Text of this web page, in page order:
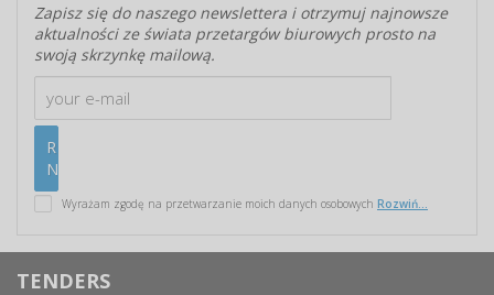
Zapisz się do naszego newslettera i otrzymuj najnowsze
aktualności ze świata przetargów biurowych prosto na
swoją skrzynkę mailową.
Wyrażam zgodę na przetwarzanie moich danych osobowych Rozwiń...
TENDERS